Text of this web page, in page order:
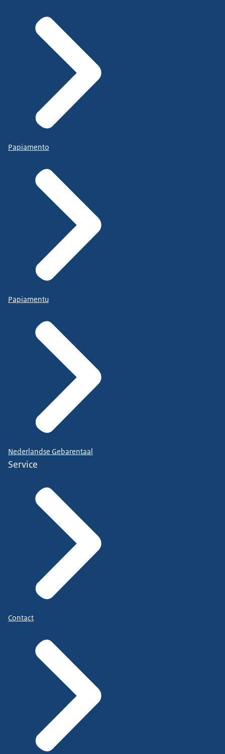
Papiamento
Papiamentu
Nederlandse Gebarentaal
Service
Contact